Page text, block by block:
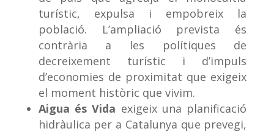
turístic, expulsa i empobreix la
població. L’ampliació prevista és
contrària a les polítiques de
decreixement turístic i d’impuls
d’economies de proximitat que exigeix
el moment històric que vivim.​​​​​​​
Aigua és Vida exigeix una planificació
hidràulica per a Catalunya que prevegi,